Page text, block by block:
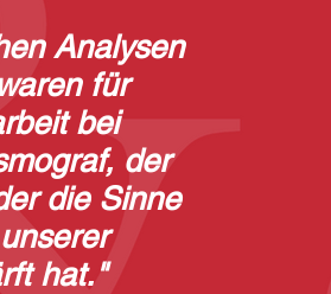
Analysen
für
bei
der
die Sinne
hat."